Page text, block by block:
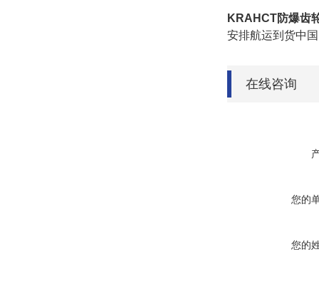
KRAHCT防爆齿
安排航运到货中
在线咨询
您的
您的